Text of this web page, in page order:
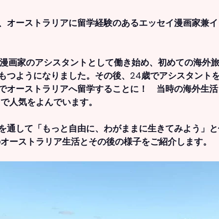
オーストラリアに留学経験のあるエッセイ漫画家兼
画家のアシスタントとして働き始め、初めての海外
つようになりました。その後、24歳でアシスタント
オーストラリアへ留学することに！　当時の海外生
気をよんでいます。
通して「もっと自由に、わがままに生きてみよう」
ーストラリア生活とその後の様子をご紹介します。